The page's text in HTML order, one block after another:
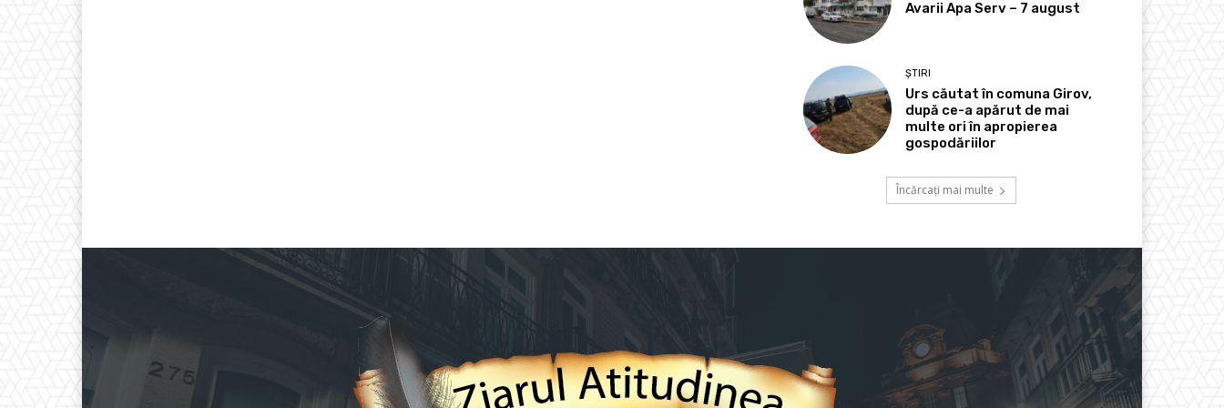
Avarii Apa Serv – 7 august
ȘTIRI
Urs căutat în comuna Girov,
după ce-a apărut de mai
multe ori în apropierea
gospodăriilor
Încărcați mai multe